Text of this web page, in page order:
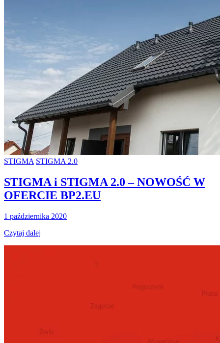
STIGMA STIGMA 2.0
STIGMA i STIGMA 2.0 – NOWOŚĆ W
OFERCIE BP2.EU
1 października 2020
Czytaj dalej